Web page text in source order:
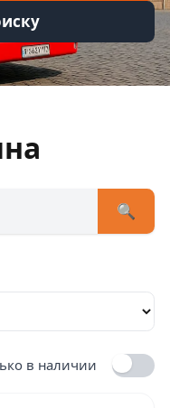
+7 (473) 222-51-33
🔍
в наличии